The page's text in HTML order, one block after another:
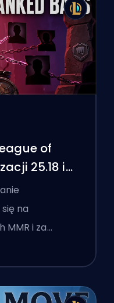
of
25.18 i
na
MMR i za…